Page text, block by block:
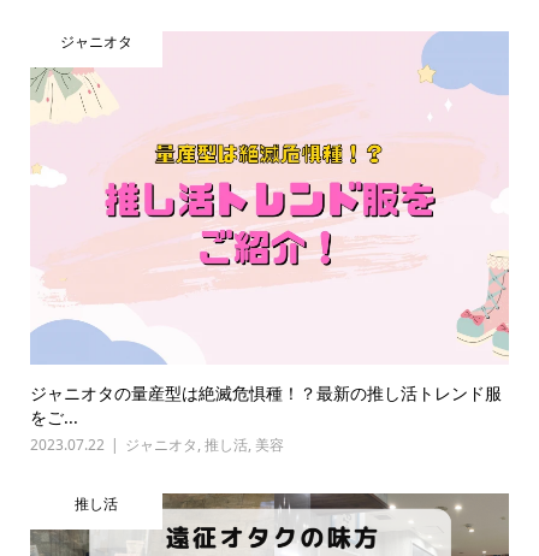
ジャニオタ
ジャニオタの量産型は絶滅危惧種！？最新の推し活トレンド服
をご...
2023.07.22 ジャニオタ, 推し活, 美容
推し活